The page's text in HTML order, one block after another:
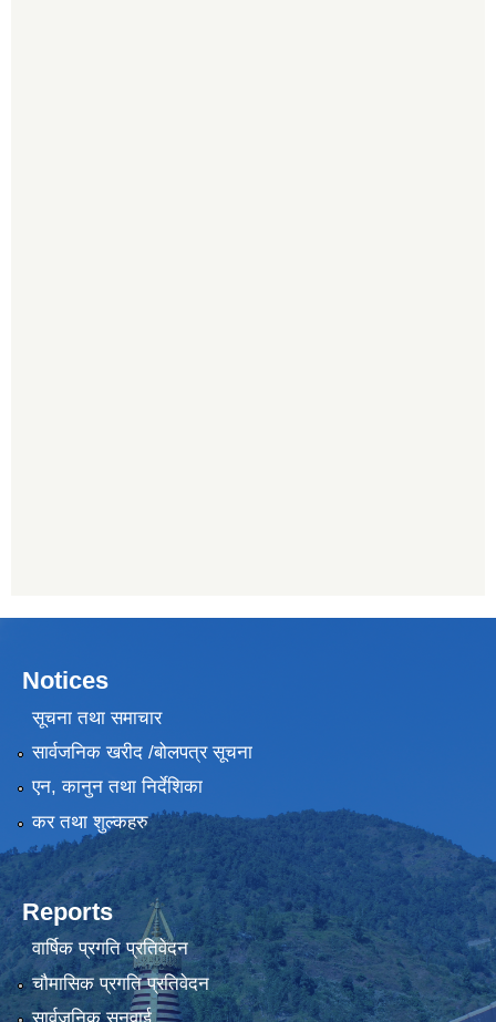
Notices
सूचना तथा समाचार
सार्वजनिक खरीद /बोलपत्र सूचना
एन, कानुन तथा निर्देशिका
कर तथा शुल्कहरु
Reports
वार्षिक प्रगति प्रतिवेदन
चौमासिक प्रगति प्रतिवेदन